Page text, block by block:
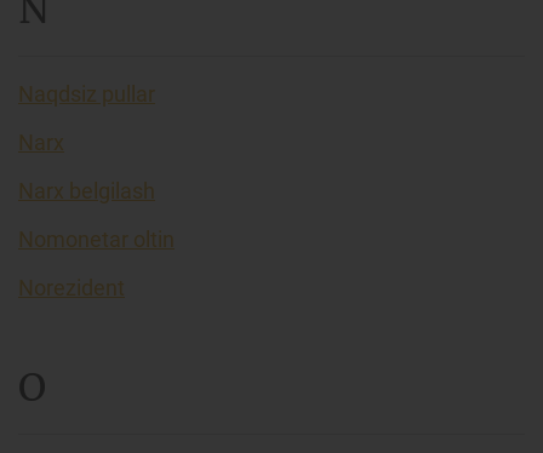
N
Naqdsiz pullar
Narx
Narx belgilash
Nomonetar oltin
Norezident
O